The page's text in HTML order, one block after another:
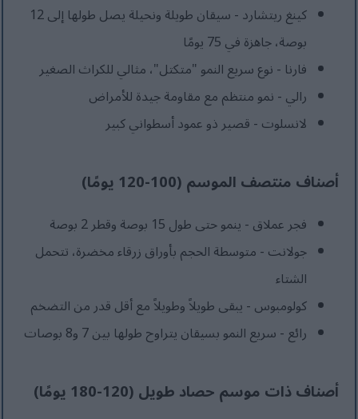
كينغ ريتشارد - سيقان طويلة ونحيلة يصل طولها إلى 12
بوصة، جاهزة في 75 يومًا
فارنا - نوع سريع النمو "متكتل"، مثالي للكراث الصغير
رالي - نمو منتظم مع مقاومة جيدة للأمراض
لانسلوت - قصير ذو عمود أسطواني كبير
أصناف منتصف الموسم (100-120 يومًا)
فجر عملاق - ينمو حتى طول 15 بوصة وقطر 2 بوصة
جولانت - متوسطة الحجم بأوراق زرقاء مخضرة، تتحمل
الشتاء
كولومبوس - يبقى طويلاً وطويلاً مع أقل قدر من التضخم
رائع - سريع النمو بسيقان يتراوح طولها بين 7 و8 بوصات
أصناف ذات موسم حصاد طويل (120-180 يومًا)